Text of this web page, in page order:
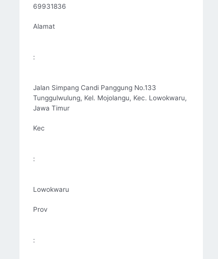
69931836
Alamat
:
Jalan Simpang Candi Panggung No.133
Tunggulwulung, Kel. Mojolangu, Kec. Lowokwaru,
Jawa Timur
Kec
:
Lowokwaru
Prov
: